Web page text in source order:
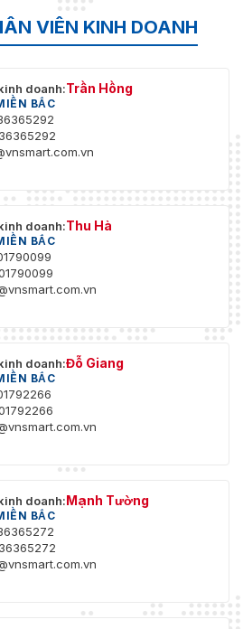
VIÊN KINH DOANH
doanh:Trần Hồng
BẮC
doanh:Thu Hà
BẮC
doanh:Đỗ Giang
BẮC
doanh:Mạnh Tường
BẮC